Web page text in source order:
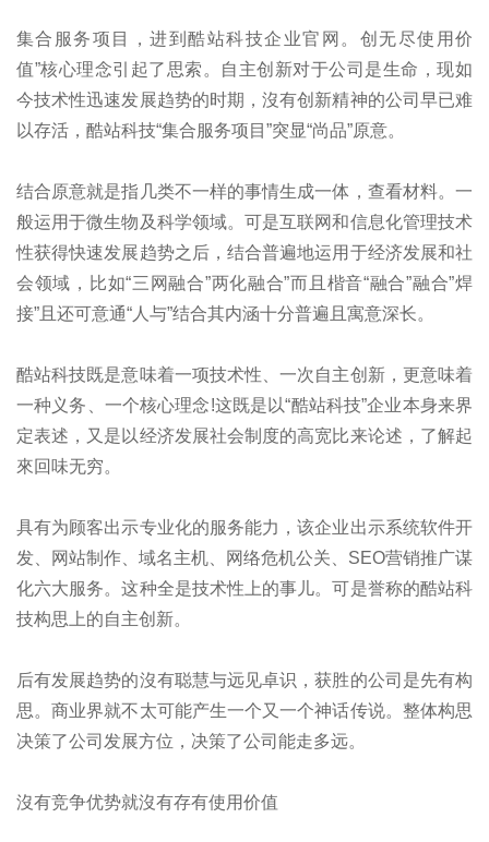
集合服务项目，进到酷站科技企业官网。创无尽使用价
值”核心理念引起了思索。自主创新对于公司是生命，现如
今技术性迅速发展趋势的时期，沒有创新精神的公司早已难
以存活，酷站科技“集合服务项目”突显“尚品”原意。
结合原意就是指几类不一样的事情生成一体，查看材料。一
般运用于微生物及科学领域。可是互联网和信息化管理技术
性获得快速发展趋势之后，结合普遍地运用于经济发展和社
会领域，比如“三网融合”两化融合”而且楷音“融合”融合”焊
接”且还可意通“人与”结合其内涵十分普遍且寓意深长。
酷站科技既是意味着一项技术性、一次自主创新，更意味着
一种义务、一个核心理念!这既是以“酷站科技”企业本身来界
定表述，又是以经济发展社会制度的高宽比来论述，了解起
來回味无穷。
具有为顾客出示专业化的服务能力，该企业出示系统软件开
发、网站制作、域名主机、网络危机公关、SEO营销推广谋
化六大服务。这种全是技术性上的事儿。可是誉称的酷站科
技构思上的自主创新。
后有发展趋势的沒有聪慧与远见卓识，获胜的公司是先有构
思。商业界就不太可能产生一个又一个神话传说。整体构思
决策了公司发展方位，决策了公司能走多远。
沒有竞争优势就沒有存有使用价值